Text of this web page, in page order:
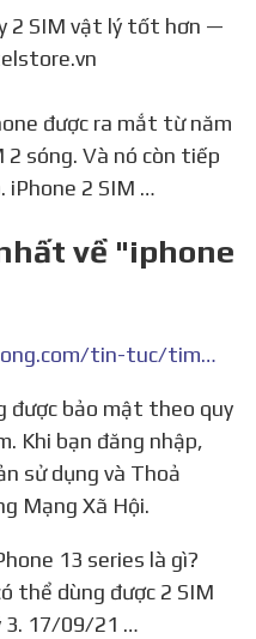
2 SIM vật lý tốt hơn —
sóng. Và nó còn tiếp
2 SIM …
về "iphone
https://www.thegioididong.com/tin-tuc/tim-kiem?key=iphone+2+sim
Khi bạn đăng nhập,
sử dụng và Thoả
Mạng Xã Hội.
thể dùng được 2 SIM
3. 17/09/21 …